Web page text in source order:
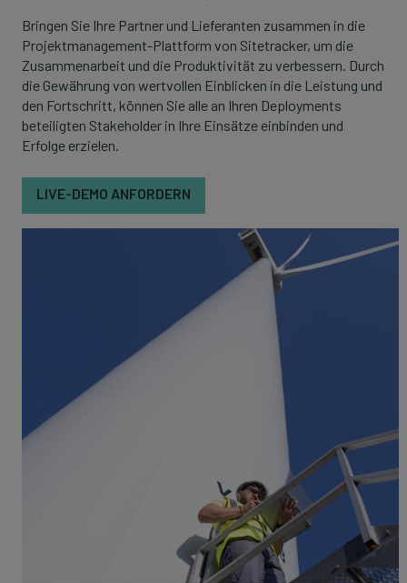
Bringen Sie Ihre Partner und Lieferanten zusammen in die
Projektmanagement-Plattform von Sitetracker, um die
Zusammenarbeit und die Produktivität zu verbessern. Durch
die Gewährung von wertvollen Einblicken in die Leistung und
den Fortschritt, können Sie alle an Ihren Deployments
beteiligten Stakeholder in Ihre Einsätze einbinden und
Erfolge erzielen.
LIVE-DEMO ANFORDERN